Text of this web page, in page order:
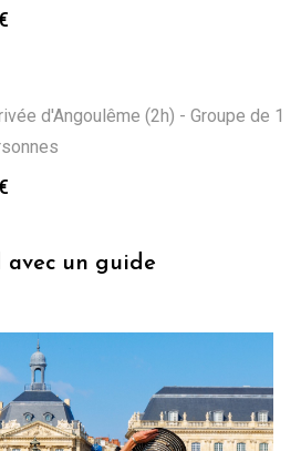
d'Angoulême (2h) - Groupe de 1
avec un guide